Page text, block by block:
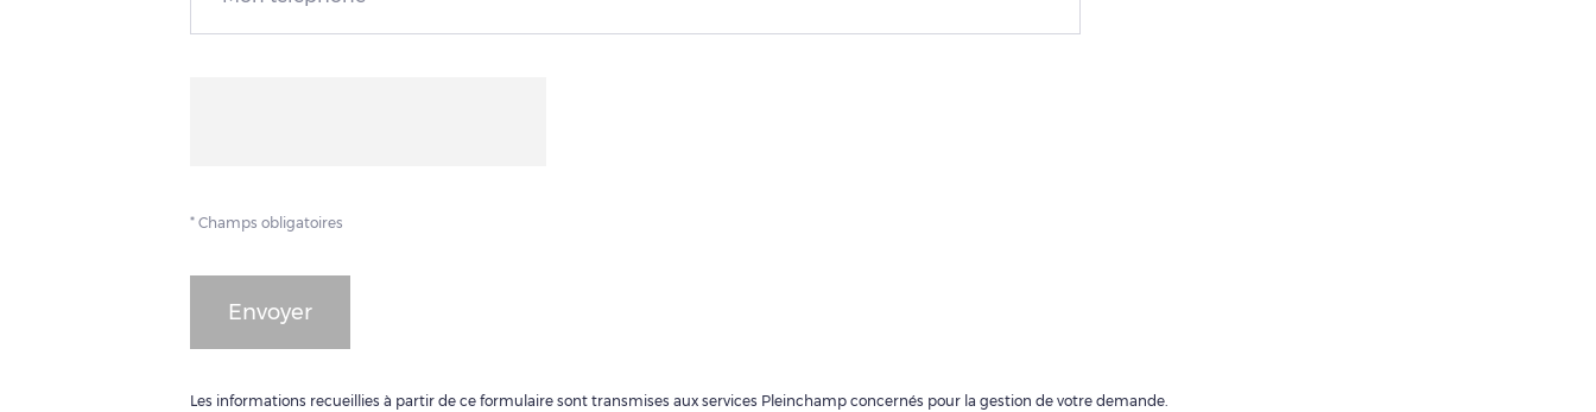
* Champs obligatoires
Envoyer
Les informations recueillies à partir de ce formulaire sont transmises aux services Pleinchamp concernés pour la gestion de votre demande.